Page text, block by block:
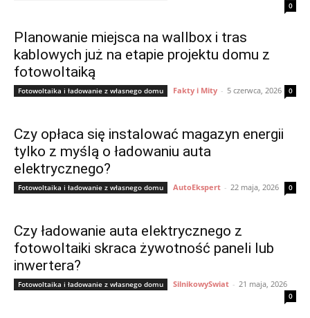
0
Planowanie miejsca na wallbox i tras
kablowych już na etapie projektu domu z
fotowoltaiką
Fotowoltaika i ładowanie z własnego domu Fakty i Mity - 5 czerwca, 2026 0
Czy opłaca się instalować magazyn energii
tylko z myślą o ładowaniu auta
elektrycznego?
Fotowoltaika i ładowanie z własnego domu AutoEkspert - 22 maja, 2026 0
Czy ładowanie auta elektrycznego z
fotowoltaiki skraca żywotność paneli lub
inwertera?
Fotowoltaika i ładowanie z własnego domu SilnikowySwiat - 21 maja, 2026
0